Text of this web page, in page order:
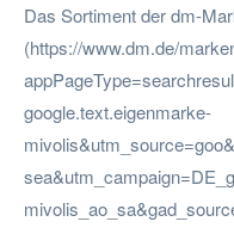
Das Sortiment der dm-
(https://www.dm.de/
google.text.eigenmarke-